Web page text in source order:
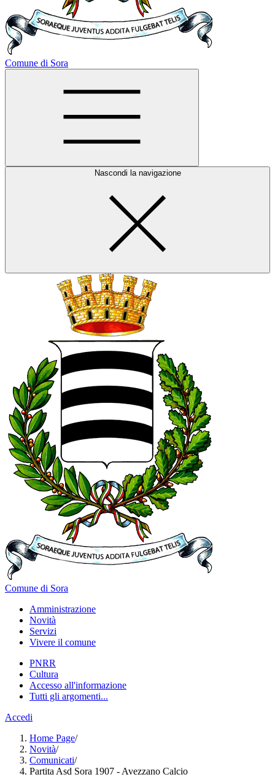
Comune di Sora
Nascondi la navigazione
Comune di Sora
Amministrazione
Novità
Servizi
Vivere il comune
PNRR
Cultura
Accesso all'informazione
Tutti gli argomenti...
Accedi
Home Page/
Novità/
Comunicati/
Partita Asd Sora 1907 - Avezzano Calcio